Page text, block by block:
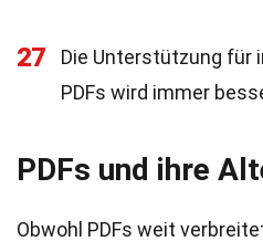
27
Die Unterstützung für
PDFs wird immer
PDFs und ihre
Obwohl PDFs weit